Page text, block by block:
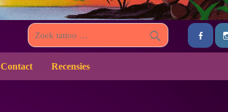
Contact Recensies